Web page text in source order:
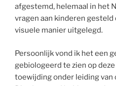
afgestemd, helemaal in het
vragen aan kinderen gesteld
visuele manier uitgelegd.
Persoonlijk vond ik het een
gebiologeerd te zien op
toewijding onder leiding van